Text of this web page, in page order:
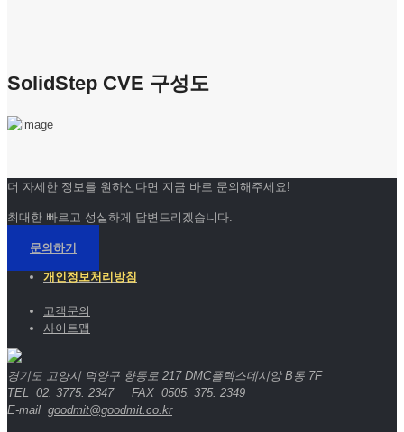
SolidStep CVE 구성도
더 자세한 정보를 원하신다면 지금 바로 문의해주세요!
최대한 빠르고 성실하게 답변드리겠습니다.
문의하기
개인정보처리방침
고객문의
사이트맵
경기도 고양시 덕양구 향동로 217 DMC플렉스데시앙 B동 7F
TEL 02. 3775. 2347 FAX 0505. 375. 2349
E-mail goodmit@goodmit.co.kr